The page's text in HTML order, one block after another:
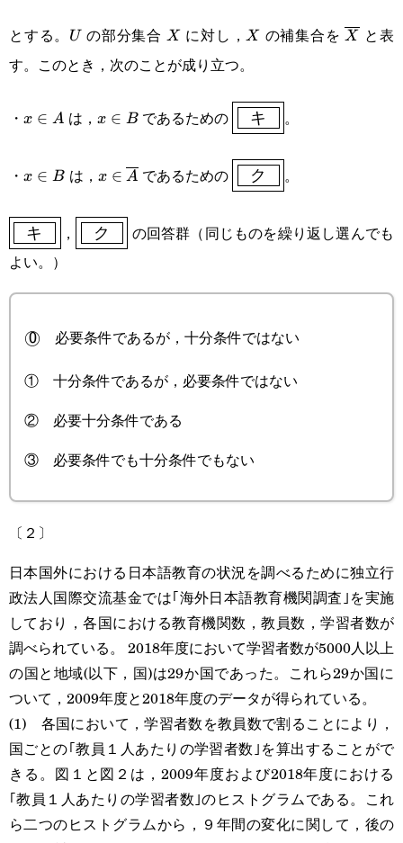
とする。 U
U の部分集合 X
X に対し，X
X の補集合をX と表
す。このとき，次のことが成り立つ。
・ x ∈ A は， x ∈ B であるための キ 。
・ x ∈ B は， x\in\overline{A}
x ∈ A であるための ク 。
\boxed{\boxed{\enspace\text{キ}\enspace}}
キ ， \boxed{\boxed{\enspace\text{ク}\enspace}}
ク
の回答群（同じものを繰り返し選んでも
よい。）
\textsf{\textcircled{0}}
0
◯ 必要条件であるが，十分条件ではない
① 十分条件であるが，必要条件ではない
② 必要十分条件である
③ 必要条件でも十分条件でもない
〔２〕
日本国外における日本語教育の状況を調べるために独立行
政法人国際交流基金では｢海外日本語教育機関調査｣を実施
しており，各国における教育機関数，教員数，学習者数が
調べられている。 2018年度において学習者数が5000人以上
の国と地域(以下，国)は29か国であった。これら29か国に
ついて，2009年度と2018年度のデータが得られている。
(1) 各国において，学習者数を教員数で割ることにより，
国ごとの｢教員１人あたりの学習者数｣を算出することがで
きる。図１と図２は，2009年度および2018年度における
｢教員１人あたりの学習者数｣のヒストグラムである。これ
ら二つのヒストグラムから，９年間の変化に関して，後の